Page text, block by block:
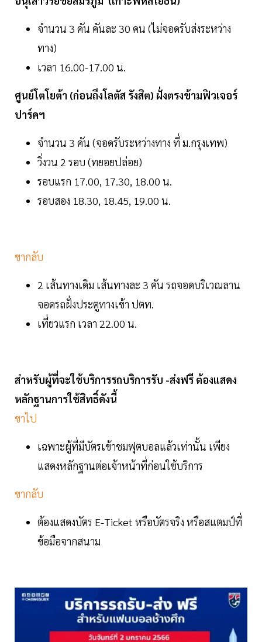
จำนวน 3 คัน คันละ 30 คน (ไม่จอดรับส่งระหว่าง
ทาง)
เวลา 16.00-17.00 น.
ศูนย์โตโยต้า (ก่อนถึงโลตัส รังสิต) ฝั่งตรงข้ามฟิวเจอร์
ปาร์คฯ
จำนวน 3 คัน (จอดรับระหว่างทาง ที่ ม.กรุงเทพ)
วิ่งวน 2 รอบ (ทยอยปล่อย)
รอบแรก 17.00, 17.30, 18.00 น.
รอบสอง 18.30, 18.45, 19.00 น.
ขากลับ
2 เส้นทางเดิม เส้นทางละ 3 คัน รถจอดบริเวณลาน
จอดรถฝั่งประตูทางเข้า ปตท.
เที่ยวแรก เวลา 22.00 น.
สำหรับผู้ที่จะใช้บริการรถบริการรับ -ส่งฟรี ต้องแสดง
หลักฐานการใช้สิทธิ์ดังนี้
ขาไป
เฉพาะผู้ที่มีบัตรเข้าชมฟุตบอลแล้วเท่านั้น เพียง
แสดงหลักฐานต่อเจ้าหน้าที่ก่อนใช้บริการ
ขากลับ
ต้องแสดงบัตร E-Ticket หรือบัตรจริง หรือสแตมป์ที่
ข้อมือจากสนาม